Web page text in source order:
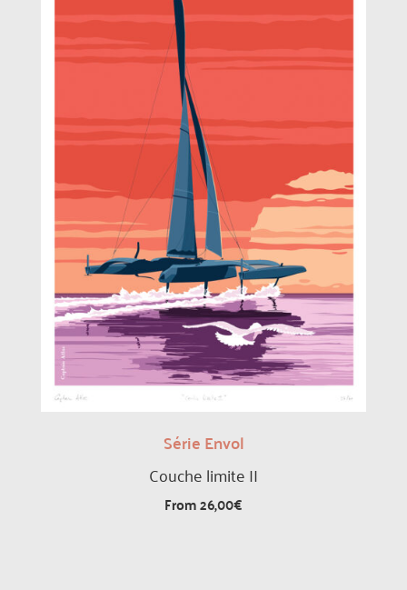
Série Envol
Couche limite II
From26,00€